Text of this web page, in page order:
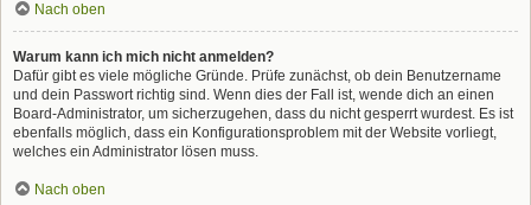
Nach oben
Warum kann ich mich nicht anmelden?
Dafür gibt es viele mögliche Gründe. Prüfe zunächst, ob dein Benutzername
und dein Passwort richtig sind. Wenn dies der Fall ist, wende dich an einen
Board-Administrator, um sicherzugehen, dass du nicht gesperrt wurdest. Es ist
ebenfalls möglich, dass ein Konfigurationsproblem mit der Website vorliegt,
welches ein Administrator lösen muss.
Nach oben